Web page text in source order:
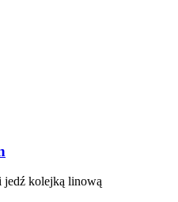
jedź kolejką linową